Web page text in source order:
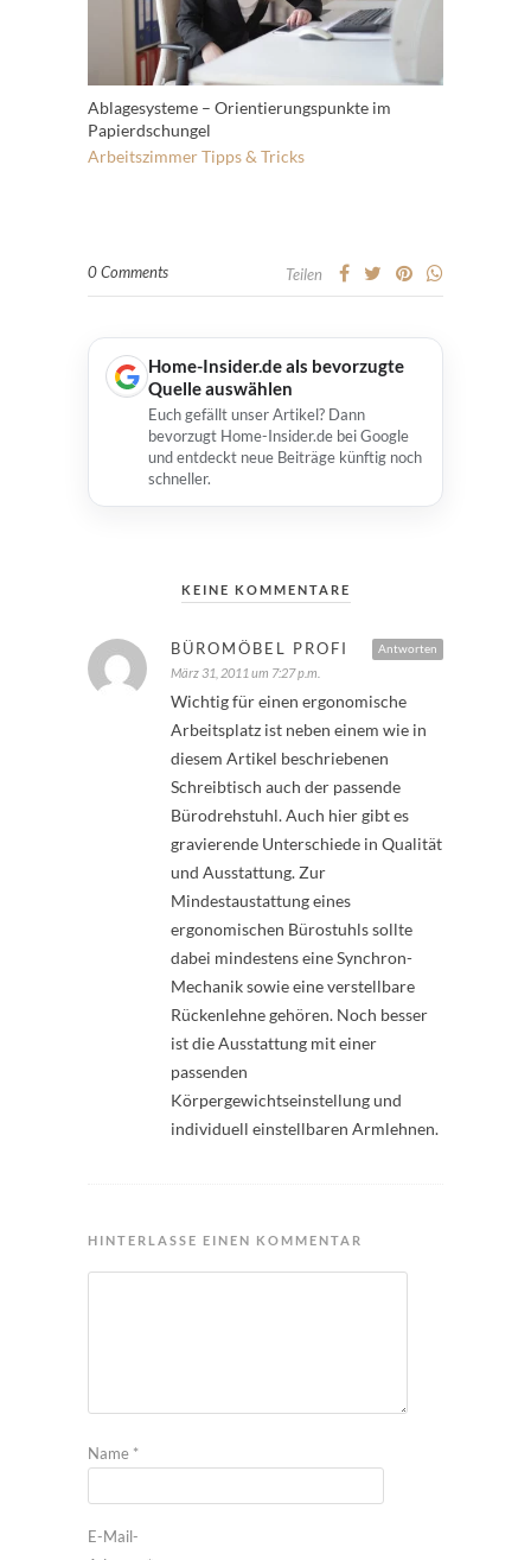
Ablagesysteme – Orientierungspunkte im
Papierdschungel
ArbeitszimmerTipps & Tricks
0 Comments Teilen
Home-Insider.de als bevorzugte
Quelle auswählen
Euch gefällt unser Artikel? Dann
bevorzugt Home-Insider.de bei Google
und entdeckt neue Beiträge künftig noch
schneller.
KEINE KOMMENTARE
Antworten
BÜROMÖBEL PROFI
März 31, 2011 um 7:27 p.m.
Wichtig für einen ergonomische
Arbeitsplatz ist neben einem wie in
diesem Artikel beschriebenen
Schreibtisch auch der passende
Bürodrehstuhl. Auch hier gibt es
gravierende Unterschiede in Qualität
und Ausstattung. Zur
Mindestaustattung eines
ergonomischen Bürostuhls sollte
dabei mindestens eine Synchron-
Mechanik sowie eine verstellbare
Rückenlehne gehören. Noch besser
ist die Ausstattung mit einer
passenden
Körpergewichtseinstellung und
individuell einstellbaren Armlehnen.
HINTERLASSE EINEN KOMMENTAR
Name *
E-Mail-